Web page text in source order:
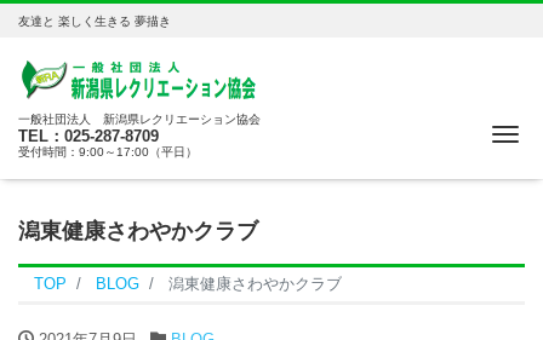
友達と 楽しく生きる 夢描き
一般社団法人 新潟県レクリエーション協会
TEL：025-287-8709
受付時間：9:00～17:00（平日）
潟東健康さわやかクラブ
TOP BLOG 潟東健康さわやかクラブ